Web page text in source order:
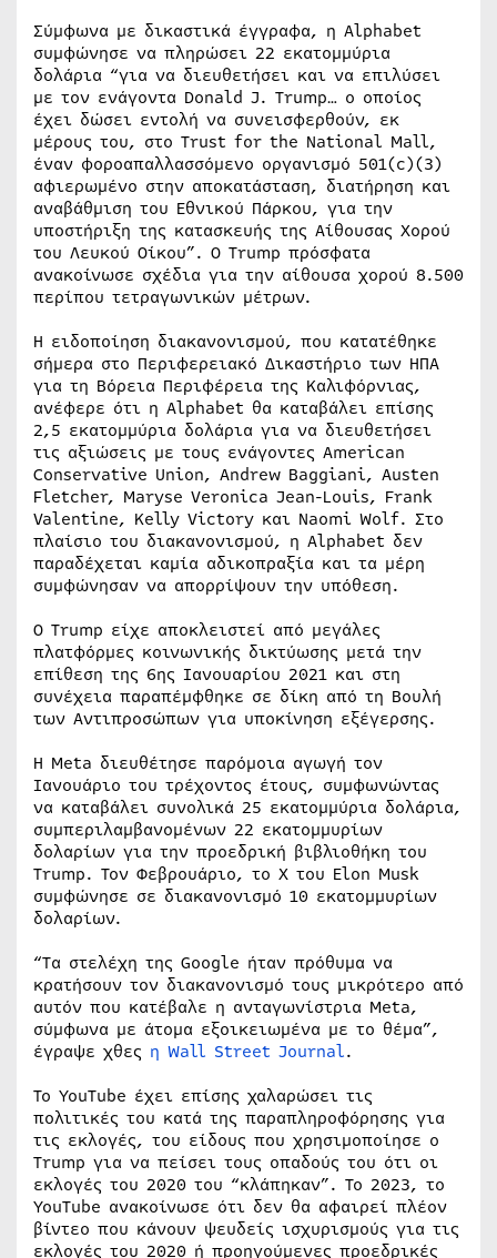
Σύμφωνα με δικαστικά έγγραφα, η Alphabet
συμφώνησε να πληρώσει 22 εκατομμύρια
δολάρια “για να διευθετήσει και να επιλύσει
με τον ενάγοντα Donald J. Trump… ο οποίος
έχει δώσει εντολή να συνεισφερθούν, εκ
μέρους του, στο Trust for the National Mall,
έναν φοροαπαλλασσόμενο οργανισμό 501(c)(3)
αφιερωμένο στην αποκατάσταση, διατήρηση και
αναβάθμιση του Εθνικού Πάρκου, για την
υποστήριξη της κατασκευής της Αίθουσας Χορού
του Λευκού Οίκου”. Ο Trump πρόσφατα
ανακοίνωσε σχέδια για την αίθουσα χορού 8.500
περίπου τετραγωνικών μέτρων.
Η ειδοποίηση διακανονισμού, που κατατέθηκε
σήμερα στο Περιφερειακό Δικαστήριο των ΗΠΑ
για τη Βόρεια Περιφέρεια της Καλιφόρνιας,
ανέφερε ότι η Alphabet θα καταβάλει επίσης
2,5 εκατομμύρια δολάρια για να διευθετήσει
τις αξιώσεις με τους ενάγοντες American
Conservative Union, Andrew Baggiani, Austen
Fletcher, Maryse Veronica Jean-Louis, Frank
Valentine, Kelly Victory και Naomi Wolf. Στο
πλαίσιο του διακανονισμού, η Alphabet δεν
παραδέχεται καμία αδικοπραξία και τα μέρη
συμφώνησαν να απορρίψουν την υπόθεση.
Ο Trump είχε αποκλειστεί από μεγάλες
πλατφόρμες κοινωνικής δικτύωσης μετά την
επίθεση της 6ης Ιανουαρίου 2021 και στη
συνέχεια παραπέμφθηκε σε δίκη από τη Βουλή
των Αντιπροσώπων για υποκίνηση εξέγερσης.
Η Meta διευθέτησε παρόμοια αγωγή τον
Ιανουάριο του τρέχοντος έτους, συμφωνώντας
να καταβάλει συνολικά 25 εκατομμύρια δολάρια,
συμπεριλαμβανομένων 22 εκατομμυρίων
δολαρίων για την προεδρική βιβλιοθήκη του
Trump. Τον Φεβρουάριο, το X του Elon Musk
συμφώνησε σε διακανονισμό 10 εκατομμυρίων
δολαρίων.
“Τα στελέχη της Google ήταν πρόθυμα να
κρατήσουν τον διακανονισμό τους μικρότερο από
αυτόν που κατέβαλε η ανταγωνίστρια Meta,
σύμφωνα με άτομα εξοικειωμένα με το θέμα”,
έγραψε χθες η Wall Street Journal.
Το YouTube έχει επίσης χαλαρώσει τις
πολιτικές του κατά της παραπληροφόρησης για
τις εκλογές, του είδους που χρησιμοποίησε ο
Trump για να πείσει τους οπαδούς του ότι οι
εκλογές του 2020 του “κλάπηκαν”. Το 2023, το
YouTube ανακοίνωσε ότι δεν θα αφαιρεί πλέον
βίντεο που κάνουν ψευδείς ισχυρισμούς για τις
εκλογές του 2020 ή προηγούμενες προεδρικές